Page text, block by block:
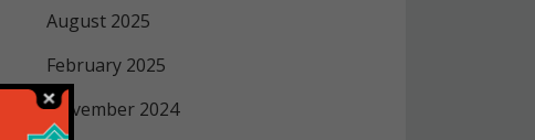
August 2025
February 2025
November 2024